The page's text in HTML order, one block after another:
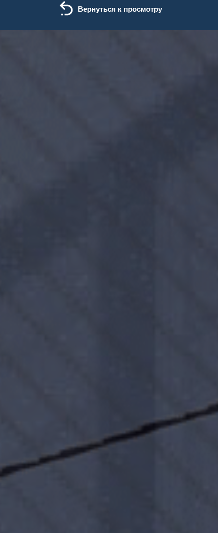
Вернуться к просмотру